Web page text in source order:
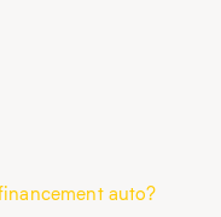
auto?